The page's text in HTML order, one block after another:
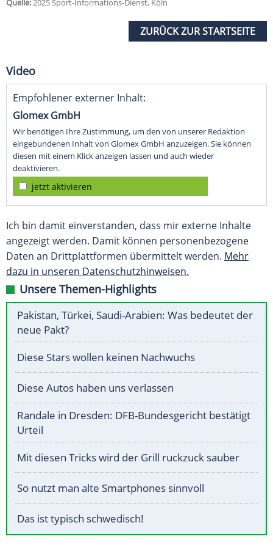
Quelle:2025 Sport-Informations-Dienst, Köln
ZURÜCK ZUR STARTSEITE
Video
Empfohlener externer Inhalt:
Glomex GmbH
Wir benötigen Ihre Zustimmung, um den von unserer Redaktion
eingebundenen Inhalt von Glomex GmbH anzuzeigen. Sie können
diesen mit einem Klick anzeigen lassen und auch wieder
deaktivieren.
jetzt aktivieren
Ich bin damit einverstanden, dass mir externe Inhalte
angezeigt werden. Damit können personenbezogene
Daten an Drittplattformen übermittelt werden. Mehr
dazu in unseren Datenschutzhinweisen.
Unsere Themen-Highlights
Pakistan, Türkei, Saudi-Arabien: Was bedeutet der
neue Pakt?
Diese Stars wollen keinen Nachwuchs
Diese Autos haben uns verlassen
Randale in Dresden: DFB-Bundesgericht bestätigt
Urteil
Mit diesen Tricks wird der Grill ruckzuck sauber
So nutzt man alte Smartphones sinnvoll
Das ist typisch schwedisch!